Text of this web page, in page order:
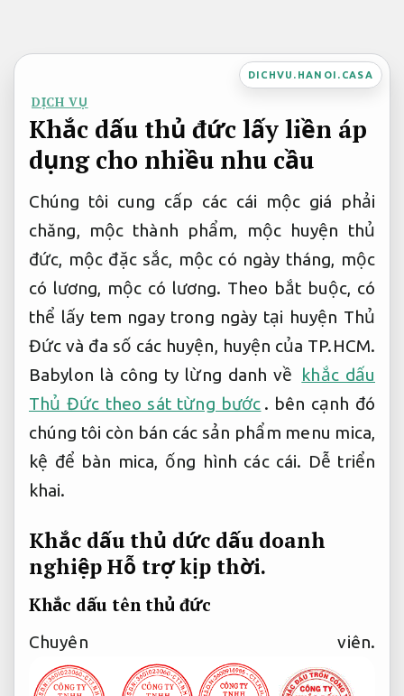
nội
dung
DICHVU.HANOI.CASA
DỊCH VỤ
Khắc dấu thủ đức lấy liền áp
dụng cho nhiều nhu cầu
Chúng tôi cung cấp các cái mộc giá phải
chăng, mộc thành phẩm, mộc huyện thủ
đức, mộc đặc sắc, mộc có ngày tháng, mộc
có lương, mộc có lương. Theo bắt buộc, có
thể lấy tem ngay trong ngày tại huyện Thủ
Đức và đa số các huyện, huyện của TP.HCM.
Babylon là công ty lừng danh về khắc dấu
Thủ Đức theo sát từng bước . bên cạnh đó
chúng tôi còn bán các sản phẩm menu mica,
kệ để bàn mica, ống hình các cái. Dễ triển
khai.
Khắc dấu thủ dức dấu doanh
nghiệpHỗ trợ kịp thời.
Khắc dấu tên thủ đức
Chuyên viên.